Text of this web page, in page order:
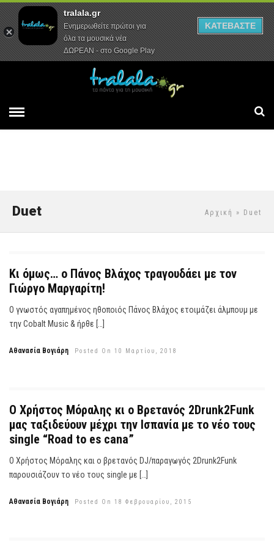
Αρχική Συνεντεύξεις Ρεπορτάζ
Αρχική » Duet
Duet
Κι όμως… ο Πάνος Βλάχος τραγουδάει με τον
Γιώργο Μαργαρίτη!
Ο γνωστός αγαπημένος ηθοποιός Πάνος Βλάχος ετοιμάζει άλμπουμ με
την Cobalt Music & ήρθε […]
Αθανασία Βογιάρη Posted On 10 Μαρτίου, 2018
Ο Χρήστος Μόραλης κι ο Βρετανός 2Drunk2Funk
μας ταξιδεύουν μέχρι την Ισπανία με το νέο τους
single “Road to es cana”
Ο Χρήστος Μόραλης και ο βρετανός DJ/παραγωγός 2Drunk2Funk
παρουσιάζουν το νέο τους single με […]
Αθανασία Βογιάρη Posted On 18 Φεβρουαρίου, 2015
tralala.gr
Ενημερωθείτε πρώτοι για
όλα τα μουσικά νέα
ΔΩΡΕΑΝ - στο Google Play
ΚΑΤΕΒΑΣΤΕ